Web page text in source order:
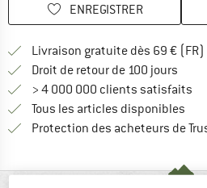
ENREGISTRER
Livraison gratuite dès 69 € (FR)
Droit de retour de 100 jours
> 4 000 000 clients satisfaits
Tous les articles disponibles
Protection des acheteurs de